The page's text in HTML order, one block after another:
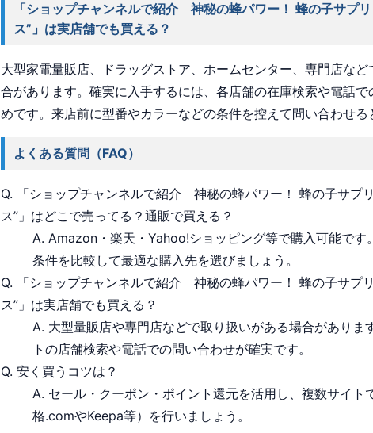
「ショップチャンネルで紹介 神秘の蜂パワー！ 蜂の子サプ
ス”」は実店舗でも買える？
大型家電量販店、ドラッグストア、ホームセンター、専門店な
合があります。確実に入手するには、各店舗の在庫検索や電話で
めです。来店前に型番やカラーなどの条件を控えて問い合わせる
よくある質問（FAQ）
Q. 「ショップチャンネルで紹介 神秘の蜂パワー！ 蜂の子サプ
ス”」はどこで売ってる？通販で買える？
A. Amazon・楽天・Yahoo!ショッピング等で購入可能です
条件を比較して最適な購入先を選びましょう。
Q. 「ショップチャンネルで紹介 神秘の蜂パワー！ 蜂の子サプ
ス”」は実店舗でも買える？
A. 大型量販店や専門店などで取り扱いがある場合がありま
トの店舗検索や電話での問い合わせが確実です。
Q. 安く買うコツは？
A. セール・クーポン・ポイント還元を活用し、複数サイト
格.comやKeepa等）を行いましょう。